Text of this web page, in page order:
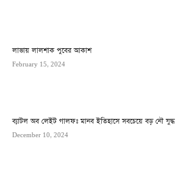
লাভায় লালশাক পুবের আকাশ
February 15, 2024
ব্যাটল অব লেইট গালফঃ মানব ইতিহাসে সবচেয়ে বড় নৌ যুদ্ধ
December 10, 2024